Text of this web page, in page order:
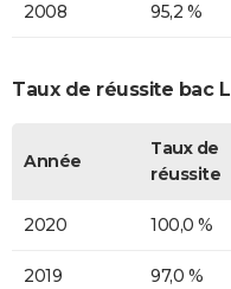
2008 95,2 %
Taux de réussite bac L
Année
Taux de
réussite
2020 100,0 %
2019 97,0 %